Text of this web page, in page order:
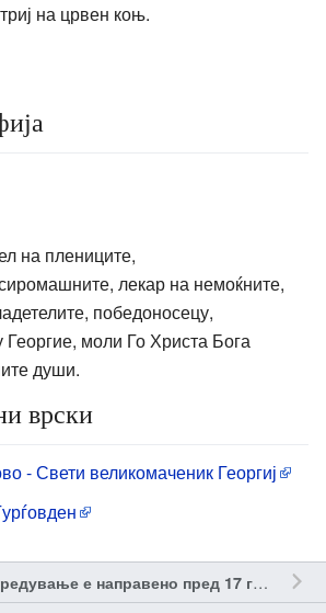
на црвен коњ.
на плениците,
лекар на немоќните,
победоносецу,
Георгие, моли Го Христа Бога
души.
врски
- Свети великомаченик Георгиј
е направено пред 17 години од